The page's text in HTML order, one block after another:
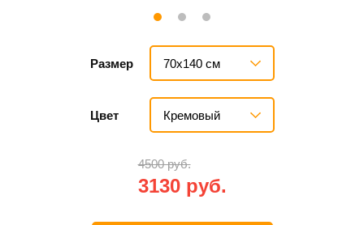
Размер 70х140 см
Цвет Кремовый
4500 руб.
3130 руб.